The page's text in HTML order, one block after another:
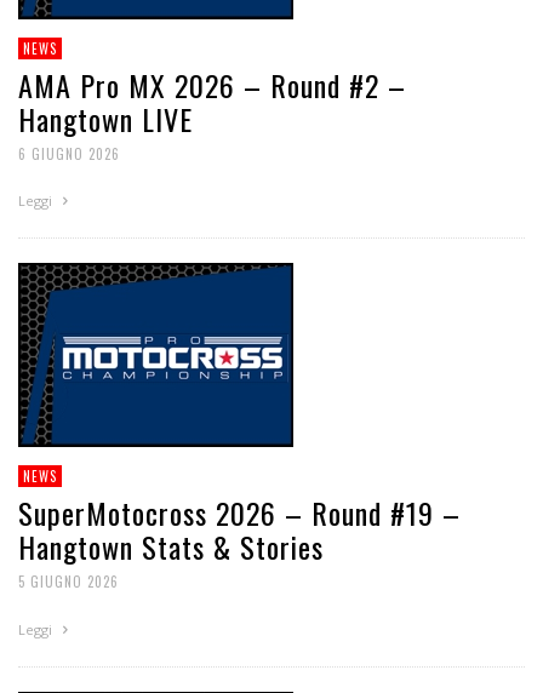
NEWS
AMA Pro MX 2026 – Round #2 –
Hangtown LIVE
6 GIUGNO 2026
Leggi
NEWS
SuperMotocross 2026 – Round #19 –
Hangtown Stats & Stories
5 GIUGNO 2026
Leggi